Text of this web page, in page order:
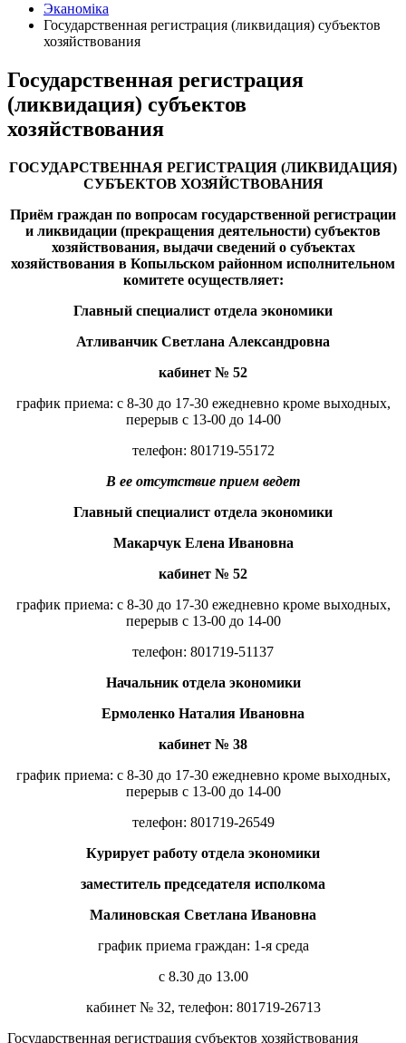
Эканоміка
Государственная регистрация (ликвидация) субъектов
хозяйствования
Государственная регистрация
(ликвидация) субъектов
хозяйствования
ГОСУДАРСТВЕННАЯ РЕГИСТРАЦИЯ (ЛИКВИДАЦИЯ)
СУБЪЕКТОВ ХОЗЯЙСТВОВАНИЯ
Приём граждан по вопросам государственной регистрации
и ликвидации (прекращения деятельности) субъектов
хозяйствования, выдачи сведений о субъектах
хозяйствования в Копыльском районном исполнительном
комитете осуществляет:
Главный специалист отдела экономики
Атливанчик Светлана Александровна
кабинет № 52
график приема: с 8-30 до 17-30 ежедневно кроме выходных,
перерыв с 13-00 до 14-00
телефон: 801719-55172
В ее отсутствие прием ведет
Главный специалист отдела экономики
Макарчук Елена Ивановна
кабинет № 52
график приема: с 8-30 до 17-30 ежедневно кроме выходных,
перерыв с 13-00 до 14-00
телефон: 801719-51137
Начальник отдела экономики
Ермоленко Наталия Ивановна
кабинет № 38
график приема: с 8-30 до 17-30 ежедневно кроме выходных,
перерыв с 13-00 до 14-00
телефон: 801719-26549
Курирует работу отдела экономики
заместитель председателя исполкома
Малиновская Светлана Ивановна
график приема граждан: 1-я среда
с 8.30 до 13.00
кабинет № 32, телефон: 801719-26713
Государственная регистрация субъектов хозяйствования